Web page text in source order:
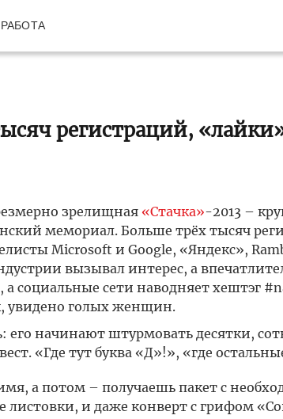
РАБОТА
регистраций,
зрелищная «Стачка»-2013 –
мемориал. Больше трёх тысяч
Microsoft и Google, «Яндекс»,
вызывал интерес, а
социальные сети наводняет хештэг
увидено голых женщин.
его начинают штурмовать десятки,
«Где тут буква «Д»!», «где
а потом – получаешь пакет с
и даже конверт с грифом